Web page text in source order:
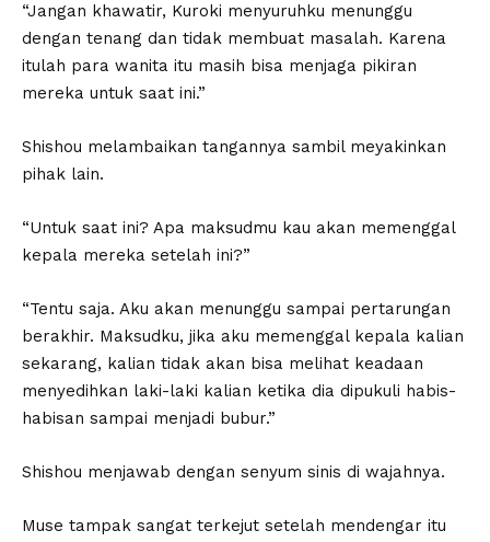
“Jangan khawatir, Kuroki menyuruhku menunggu
dengan tenang dan tidak membuat masalah. Karena
itulah para wanita itu masih bisa menjaga pikiran
mereka untuk saat ini.”
Shishou melambaikan tangannya sambil meyakinkan
pihak lain.
“Untuk saat ini? Apa maksudmu kau akan memenggal
kepala mereka setelah ini?”
“Tentu saja. Aku akan menunggu sampai pertarungan
berakhir. Maksudku, jika aku memenggal kepala kalian
sekarang, kalian tidak akan bisa melihat keadaan
menyedihkan laki-laki kalian ketika dia dipukuli habis-
habisan sampai menjadi bubur.”
Shishou menjawab dengan senyum sinis di wajahnya.
Muse tampak sangat terkejut setelah mendengar itu